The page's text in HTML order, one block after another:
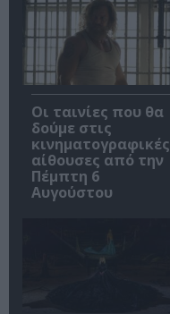
Οι ταινίες που θα
δούμε στις
κινηματογραφικές
αίθουσες από την
Πέμπτη 6
Αυγούστου